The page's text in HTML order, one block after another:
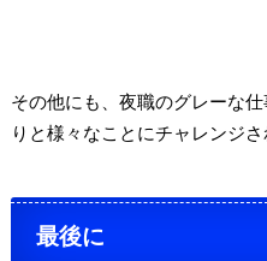
その他にも、夜職のグレーな
りと様々なことにチャレンジさ
最後に